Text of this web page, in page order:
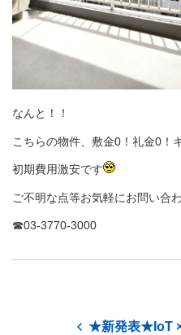
なんと！！
こちらの物件、敷金0！礼金0！
初期費用激安です
ご不明な点等お気軽にお問い合
☎03-3770-3000
★新発表★IoT ×